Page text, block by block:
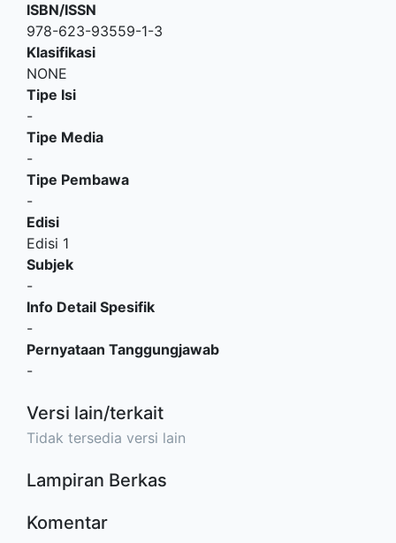
ISBN/ISSN
978-623-93559-1-3
Klasifikasi
NONE
Tipe Isi
-
Tipe Media
-
Tipe Pembawa
-
Edisi
Edisi 1
Subjek
-
Info Detail Spesifik
-
Pernyataan Tanggungjawab
-
Versi lain/terkait
Tidak tersedia versi lain
Lampiran Berkas
Komentar